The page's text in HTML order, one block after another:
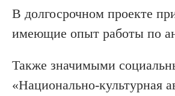
В долгосрочном проекте
имеющие опыт работы по
Также значимыми
«Национально-культурная